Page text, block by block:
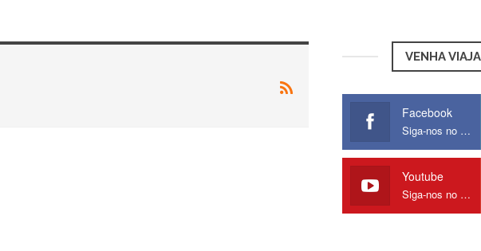
VENHA
Facebook
Siga-nos no Facebook
Youtube
Siga-nos no Youtube